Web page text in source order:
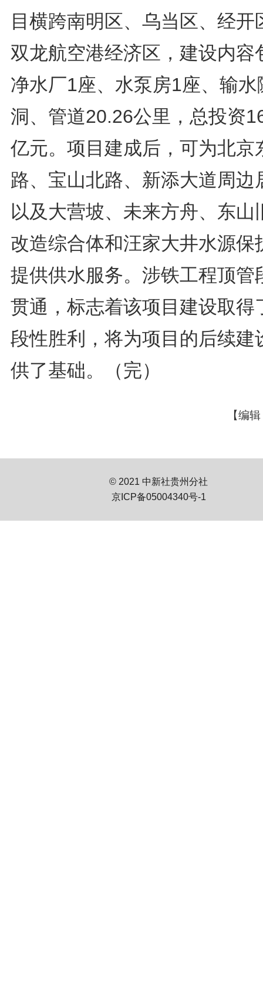
目横跨南明区、乌当区、经开
双龙航空港经济区，建设内容
净水厂1座、水泵房1座、输水
洞、管道20.26公里，总投资
亿元。项目建成后，可为北京
路、宝山北路、新添大道周边
以及大营坡、未来方舟、东山
改造综合体和汪家大井水源保
提供供水服务。涉铁工程顶管
贯通，标志着该项目建设取得
段性胜利，将为项目的后续建
供了基础。（完）
【编
© 2021 中新社贵州分社
京ICP备05004340号-1